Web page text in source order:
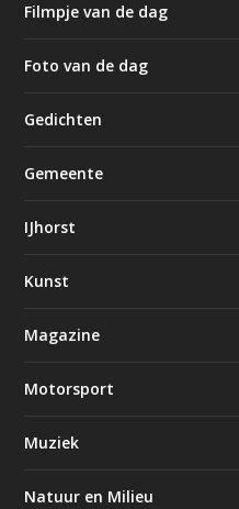
Filmpje van de dag
Foto van de dag
Gedichten
Gemeente
IJhorst
Kunst
Magazine
Motorsport
Muziek
Natuur en Milieu